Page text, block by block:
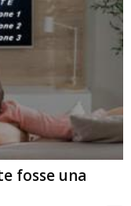
fosse una